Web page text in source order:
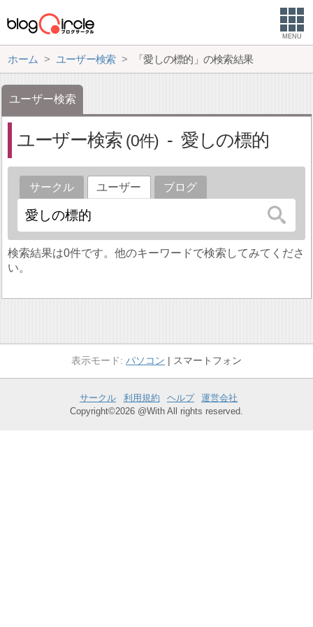
MENU
ホーム ユーザー検索 「愛しの標的」の検索結果
ユーザー検索
ユーザー検索 0 愛しの標的
サークル ユーザー ブログ
検索結果は0件です。他のキーワードで検索してみてくださ
い。
パソコン スマートフォン
サークル 利用規約 ヘルプ
運営会社
Copyright©2026 @With All rights reserved.